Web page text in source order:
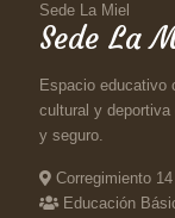
Sede La Miel
Sede La
Espacio educativo
cultural y deportiva
y seguro.
Corregimiento
Educación